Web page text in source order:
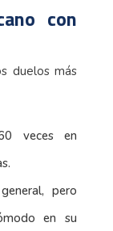
con
duelos más
veces en
pero
en su